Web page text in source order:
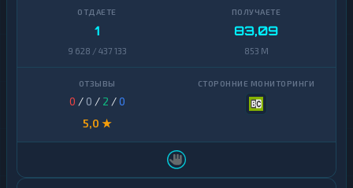
1
9 628 / 437 133
83,09
853 M
0 / 0 / 2 /0
5,0 ★
Ravencoin 1